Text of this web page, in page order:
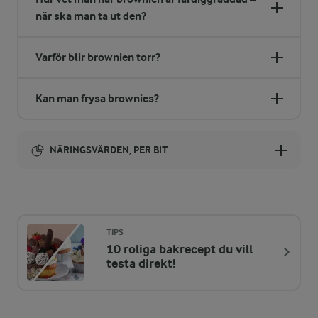
när ska man ta ut den?
Varför blir brownien torr?
Kan man frysa brownies?
NÄRINGSVÄRDEN, PER BIT
ENERGIDISTRIBUTION %
NÄRINGSVÄRDEN PER BIT
TIPS
10 roliga bakrecept du vill
testa direkt!